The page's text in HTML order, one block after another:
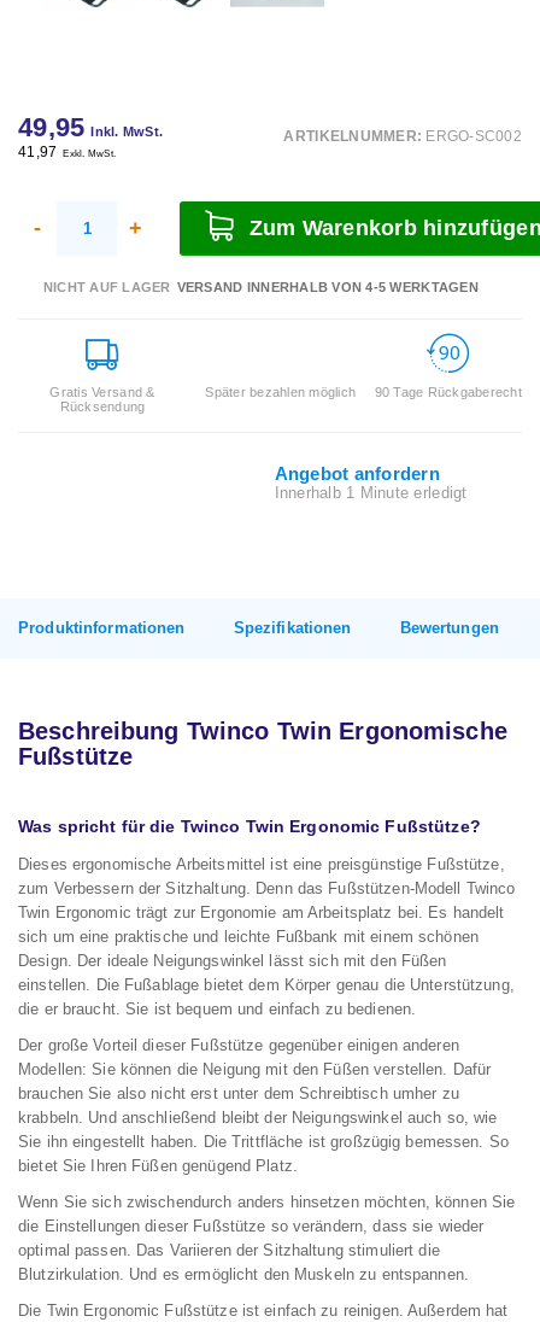
49,95 Inkl. MwSt.
41,97 Exkl. MwSt.
ARTIKELNUMMER: ERGO-SC002
- + Zum Warenkorb
NICHT AUF LAGER VERSAND INNERHALB VON 4-5 WERKTAGEN
Gratis Versand &
Rücksendung
Später bezahlen möglich 90 Tage Rückgaberecht
Angebot anfordern
Innerhalb 1 Minute erledigt
Produktinformationen Spezifikationen Bewertungen
Beschreibung Twinco Twin Ergonomische
Fußstütze
Was spricht für die Twinco Twin Ergonomic Fußstütze?
Dieses ergonomische Arbeitsmittel ist eine preisgünstige Fußstütze,
zum Verbessern der Sitzhaltung. Denn das Fußstützen-Modell Twinco
Twin Ergonomic trägt zur Ergonomie am Arbeitsplatz bei. Es handelt
sich um eine praktische und leichte Fußbank mit einem schönen
Design. Der ideale Neigungswinkel lässt sich mit den Füßen
einstellen. Die Fußablage bietet dem Körper genau die Unterstützung,
die er braucht. Sie ist bequem und einfach zu bedienen.
Der große Vorteil dieser Fußstütze gegenüber einigen anderen
Modellen: Sie können die Neigung mit den Füßen verstellen. Dafür
brauchen Sie also nicht erst unter dem Schreibtisch umher zu
krabbeln. Und anschließend bleibt der Neigungswinkel auch so, wie
Sie ihn eingestellt haben. Die Trittfläche ist großzügig bemessen. So
bietet Sie Ihren Füßen genügend Platz.
Wenn Sie sich zwischendurch anders hinsetzen möchten, können Sie
die Einstellungen dieser Fußstütze so verändern, dass sie wieder
optimal passen. Das Variieren der Sitzhaltung stimuliert die
Blutzirkulation. Und es ermöglicht den Muskeln zu entspannen.
Die Twin Ergonomic Fußstütze ist einfach zu reinigen. Außerdem hat